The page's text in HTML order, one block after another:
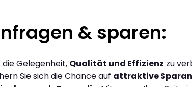
& sparen:
die Gelegenheit, Qualität und Effizienz zu
Sie sich die Chance auf attraktive